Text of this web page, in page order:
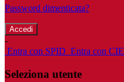
Password dimenticata?
-
Entra con SPID Entra con CIE
Seleziona utente